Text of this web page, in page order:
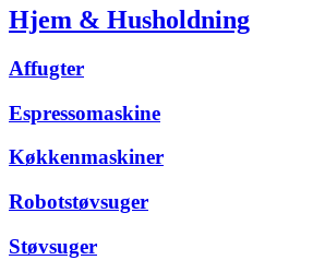
Hjem & Husholdning
Affugter
Espressomaskine
Køkkenmaskiner
Robotstøvsuger
Støvsuger